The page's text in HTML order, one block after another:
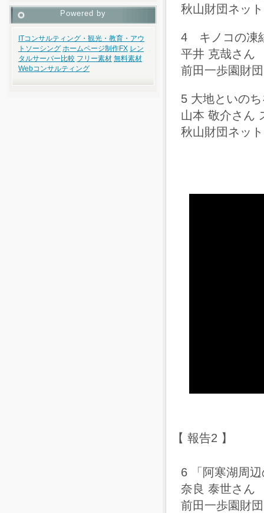
秋山財団ネッ
4 キノコの凍
平井 克哉さん
前田一歩園財
5 大地といの
山本 敬介さん
秋山財団ネッ
【 報告2 】
6 「阿寒湖周
奈良 泰世さん
前田一歩園財
Powered by
ITコンサルティング・観光・教育・アウ
トソーシング ホームページ制作FX レン
タルサーバー比較 フリー素材 無料素材
Webコンサルティング